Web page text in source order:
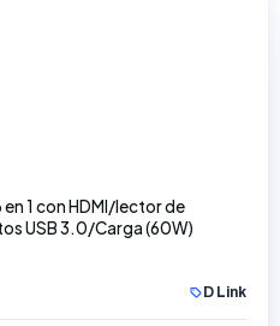
1 con HDMI/lector de
USB 3.0/Carga (60W)
D Link